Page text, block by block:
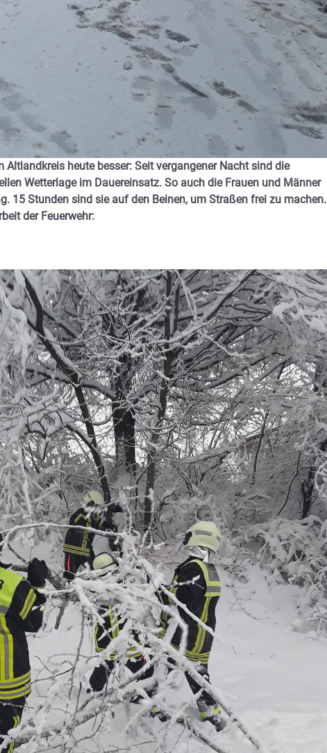
Altlandkreis heute besser: Seit vergangener Nacht sind die
Wetterlage im Dauereinsatz. So auch die Frauen und Männer
15 Stunden sind sie auf den Beinen, um Straßen frei zu machen.
der Feuerwehr: